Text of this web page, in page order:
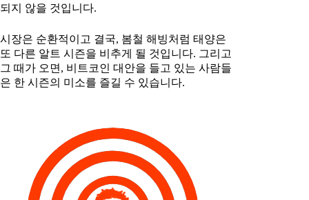
되지 않을 것입니다.
시장은 순환적이고 결국, 봄철 해빙처럼 태양은
또 다른 알트 시즌을 비추게 될 것입니다. 그리고
그 때가 오면, 비트코인 대안을 들고 있는 사람들
은 한 시즌의 미소를 즐길 수 있습니다.